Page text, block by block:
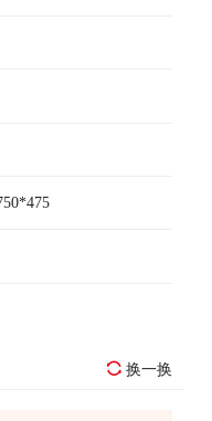
换一换